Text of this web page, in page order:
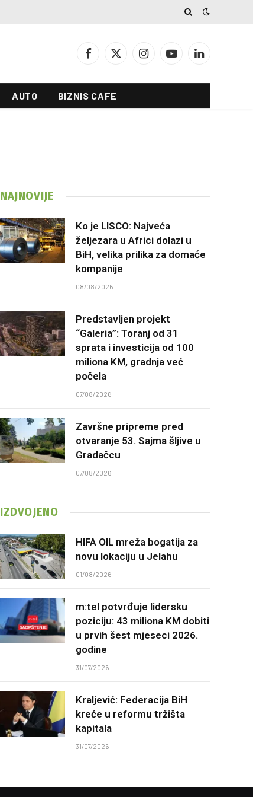
Facebook
X
InstagramYouTubeLinkedIn
AUTO BIZNIS CAFE
NAJNOVIJE
Ko je LISCO: Najveća
željezara u Africi dolazi u
BiH, velika prilika za domaće
kompanije
08/08/2026
Predstavljen projekt
“Galeria”: Toranj od 31
sprata i investicija od 100
miliona KM, gradnja već
počela
07/08/2026
Završne pripreme pred
otvaranje 53. Sajma šljive u
Gradačcu
07/08/2026
IZDVOJENO
HIFA OIL mreža bogatija za
novu lokaciju u Jelahu
01/08/2026
m:tel potvrđuje lidersku
poziciju: 43 miliona KM dobiti
u prvih šest mjeseci 2026.
godine
31/07/2026
Kraljević: Federacija BiH
kreće u reformu tržišta
kapitala
31/07/2026